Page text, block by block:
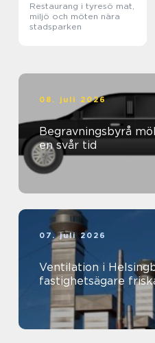
Restaurang i tyresö mat,
miljö och möten nära
stadsparken
08. juli 2026
Begravningsbyrå mölnlycke
en svår tid
07. juli 2026
Ventilation i
fastighetsägare